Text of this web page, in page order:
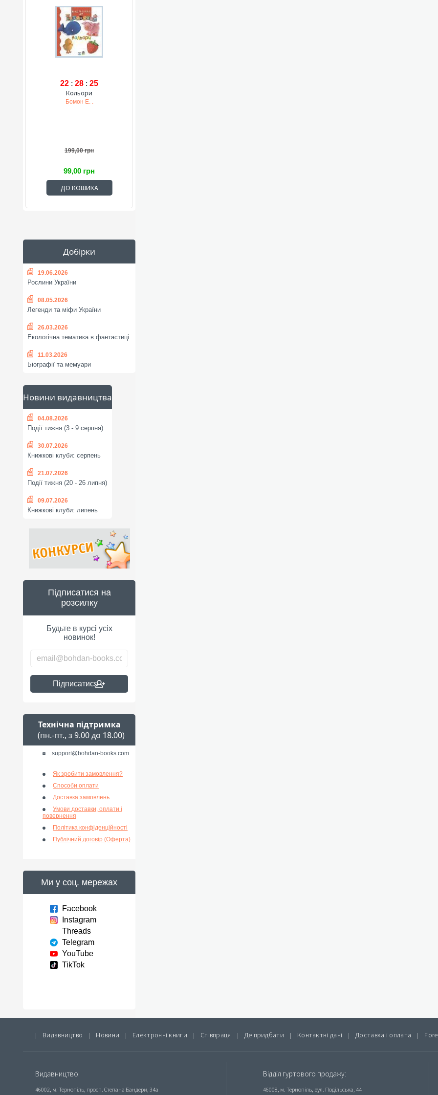
22 : 28 : 24
Кольори
Бомон Е. .
199,00 грн
99,00 грн
ДО КОШИКА
Добірки
19.06.2026
Рослини України
08.05.2026
Легенди та міфи України
26.03.2026
Екологічна тематика в фантастиці
11.03.2026
Біографії та мемуари
Новини видавництва
04.08.2026
Події тижня (3 - 9 серпня)
30.07.2026
Книжкові клуби: серпень
21.07.2026
Події тижня (20 - 26 липня)
09.07.2026
Книжкові клуби: липень
Підписатися на
розсилку
Будьте в курсі усіх
новинок!
Підписатися
Технічна підтримка
(пн.-пт., з 9.00 до 18.00)
support@bohdan-books.com
Як зробити замовлення?
Способи оплати
Доставка замовлень
Умови доставки, оплати і
повернення
Політика конфіденційності
Публічний договір (Оферта)
Ми у соц. мережах
Facebook
Instagram
Threads
Telegram
YouTube
TikTok
| Видавництво | Новини | Електронні книги | Співпраця | Де придбати | Контактні дані | Доставка і оплата |
Видавництво:
46002, м. Тернопіль, просп. Степана Бандери, 34а
Відділ гуртового продажу:
46008, м. Тернопіль, вул. Подільська, 44